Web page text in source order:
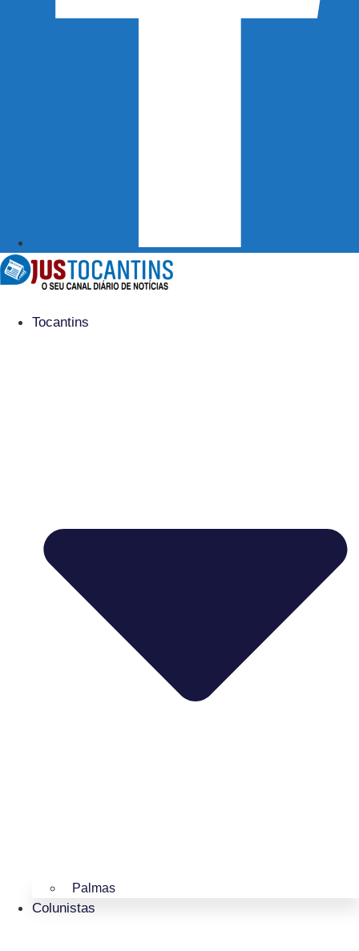
Tocantins
Palmas
Colunistas